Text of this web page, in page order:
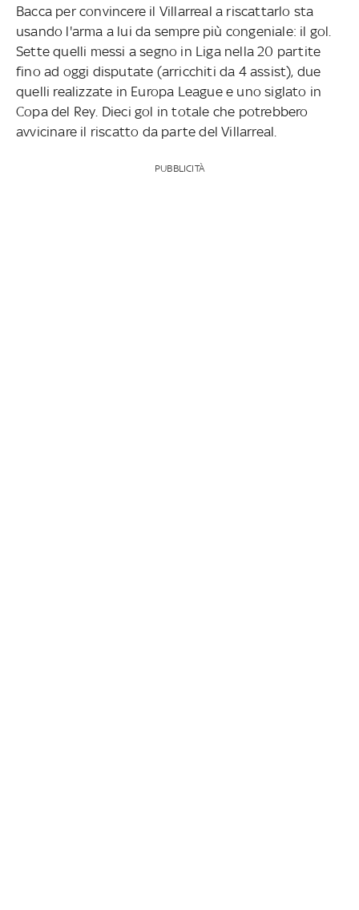
Bacca per convincere il Villarreal a riscattarlo sta
usando l'arma a lui da sempre più congeniale: il gol.
Sette quelli messi a segno in Liga nella 20 partite
fino ad oggi disputate (arricchiti da 4 assist), due
quelli realizzate in Europa League e uno siglato in
Copa del Rey. Dieci gol in totale che potrebbero
avvicinare il riscatto da parte del Villarreal.
PUBBLICITÀ